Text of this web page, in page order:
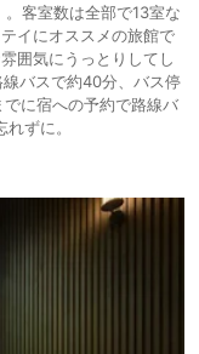
客室数は全部で13室な
イにオススメの旅館で
囲気にうっとりしてし
バスで約40分、バス停
に宿への予約で路線バ
ずに。